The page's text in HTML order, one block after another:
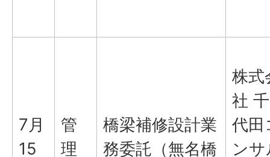
7月
15
管
理
橋梁補修設計業
務委託（無名橋
株式
社 千
代田
ン